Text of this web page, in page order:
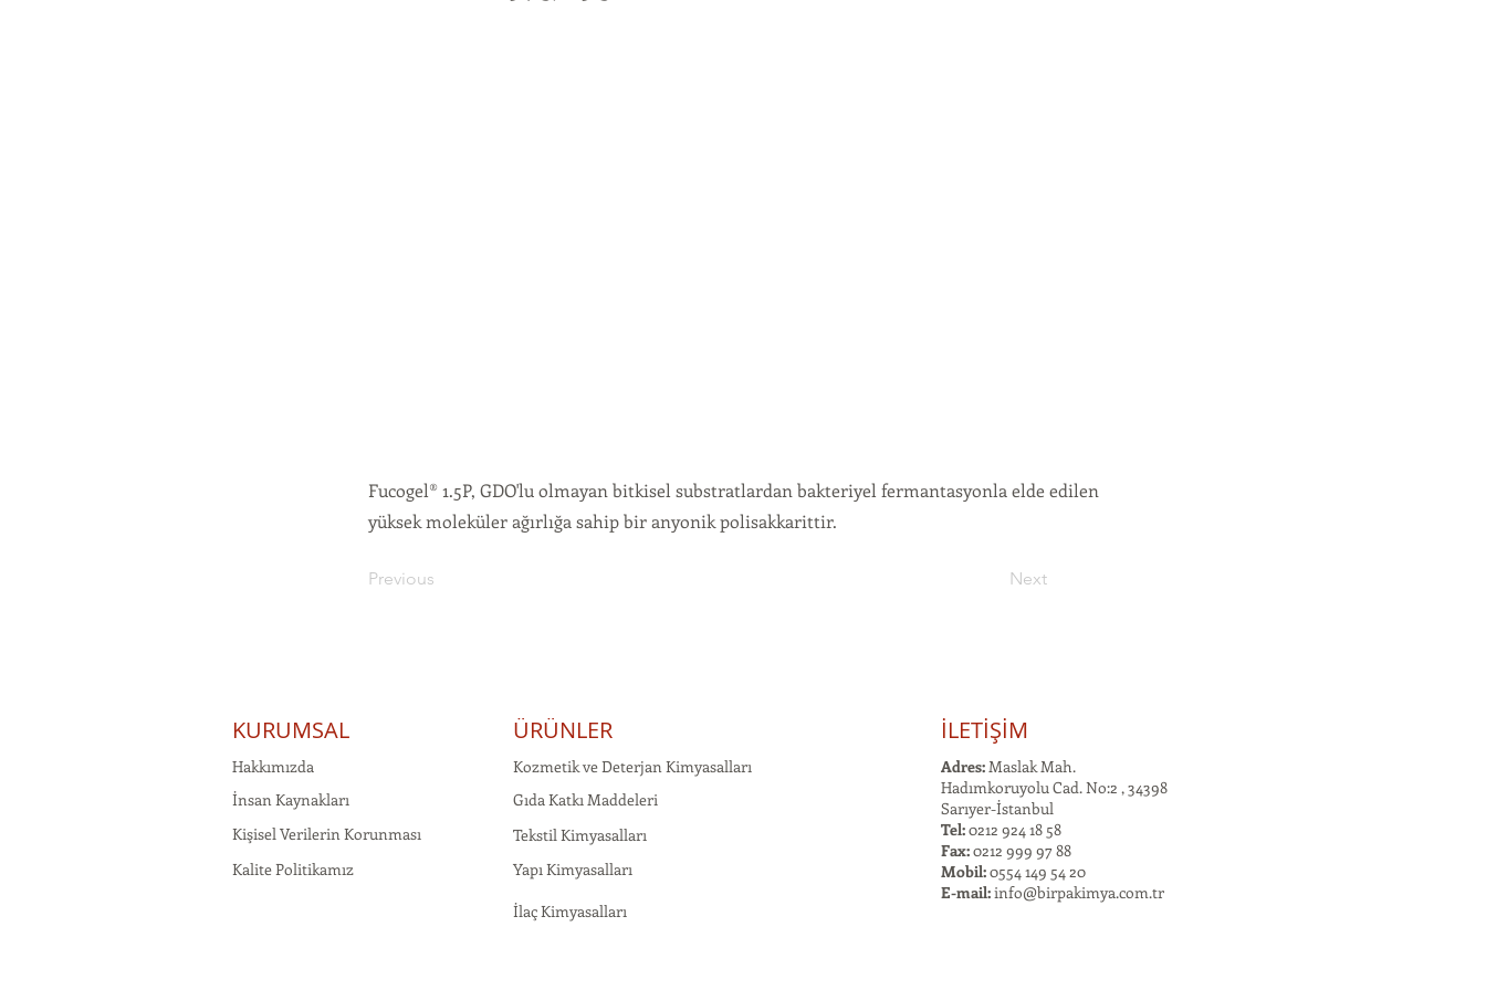
Fucogel® 1.5P, GDO'lu olmayan bitkisel substratlardan bakteriyel fermantasyonla elde edilen
yüksek moleküler ağırlığa sahip bir anyonik polisakkarittir.
Previous Next
KURUMSAL
Hakkımızda
İnsan Kaynakları
Kişisel Verilerin Korunması
Kalite Politikamız
ÜRÜNLER
Kozmetik ve Deterjan Kimyasalları
Gıda Katkı Maddeleri
Tekstil Kimyasalları
Yapı Kimyasalları
İlaç Kimyasalları
İLETİŞİM
Adres:Maslak Mah.
Hadımkoruyolu Cad. No:2 , 34398
Sarıyer-İstanbul
Tel:0212 924 18 58
Fax:0212 999 97 88
Mobil:0554 149 54 20
E-mail:info@birpakimya.com.tr